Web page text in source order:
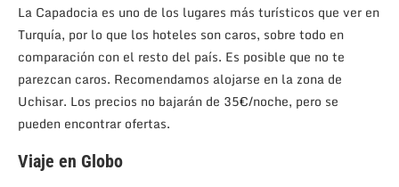
La Capadocia es uno de los lugares más turísticos que ver en
Turquía, por lo que los hoteles son caros, sobre todo en
comparación con el resto del país. Es posible que no te
parezcan caros. Recomendamos alojarse en la zona de
Uchisar. Los precios no bajarán de 35€/noche, pero se
pueden encontrar ofertas.
Viaje en Globo